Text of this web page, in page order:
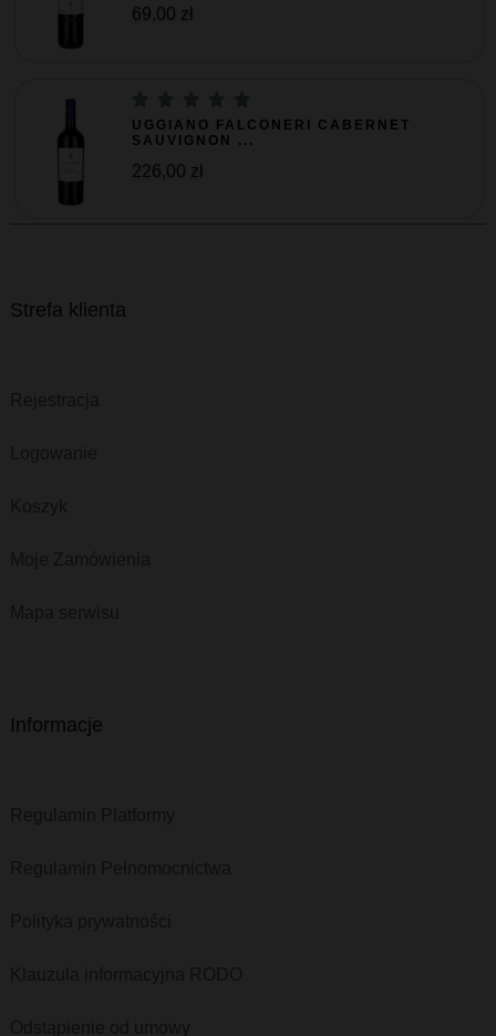
69,00 zł
UGGIANO FALCONERI CABERNET
SAUVIGNON ...
226,00 zł
Strefa klienta
Informacje